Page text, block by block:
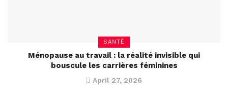
SANTÉ
Ménopause au travail : la réalité invisible qui
bouscule les carrières féminines
April 27, 2026